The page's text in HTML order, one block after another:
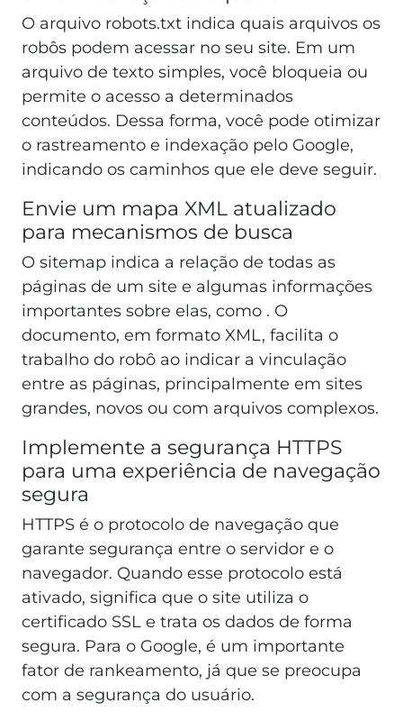
O arquivo robots.txt indica quais arquivos os
robôs podem acessar no seu site. Em um
arquivo de texto simples, você bloqueia ou
permite o acesso a determinados
conteúdos. Dessa forma, você pode otimizar
o rastreamento e indexação pelo Google,
indicando os caminhos que ele deve seguir.
Envie um mapa XML atualizado
para mecanismos de busca
O sitemap indica a relação de todas as
páginas de um site e algumas informações
importantes sobre elas, como . O
documento, em formato XML, facilita o
trabalho do robô ao indicar a vinculação
entre as páginas, principalmente em sites
grandes, novos ou com arquivos complexos.
Implemente a segurança HTTPS
para uma experiência de navegação
segura
HTTPS é o protocolo de navegação que
garante segurança entre o servidor e o
navegador. Quando esse protocolo está
ativado, significa que o site utiliza o
certificado SSL e trata os dados de forma
segura. Para o Google, é um importante
fator de rankeamento, já que se preocupa
com a segurança do usuário.